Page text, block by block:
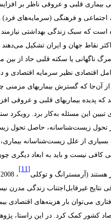
اجتماعی و فرهنگی (سرمایه‌های فرد)
است که سبک زندگی بهداشتی نیازمند
اکثر نقاط جهان و ایران تشکیل می‌دهند
مرگ ناگهانی یا سکته قلبی حاد از بین
اقتصادی نظیر سرمایه اقتصادی و
گسترش بیماریهای مزمنی
بیماریهای قلبی و عروقی
تبیین این مسئله به‌کار برد.
تحول زیست‌شناسانه، حاصل تحول
از علل زیست‌شناسانه
کافی نیست و باید به ابعاد دیگری
هستند (آرمسترانگ و توکلی
[11]
، 2008).
نتایج غیرقابل‌اجتناب زندگی
می‌توان بار هزینه‌های
کشور کمک کرد. در این راستا،